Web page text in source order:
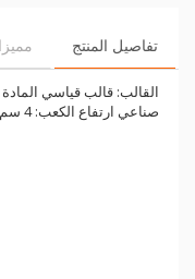
تفاصيل المنتج
القالب: قالب قياسي
صناعي ارتفاع الكعب: 4 سم الوزن: 212 جرام